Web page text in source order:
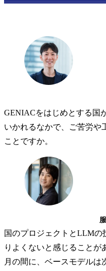
GENIACをはじめとする国
いかれるなかで、ご苦労や
ことですか。
国のプロジェクトとLLMの
りよくないと感じることが
月の間に、ベースモデルは